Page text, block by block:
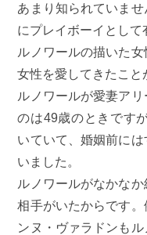
あまり知られていま
にプレイボーイとして
ルノワールの描いた
女性を愛してきたこと
ルノワールが愛妻ア
のは49歳のときです
いていて、婚姻前に
いました。
ルノワールがなかな
相手がいたからです
ンヌ・ヴァラドンも